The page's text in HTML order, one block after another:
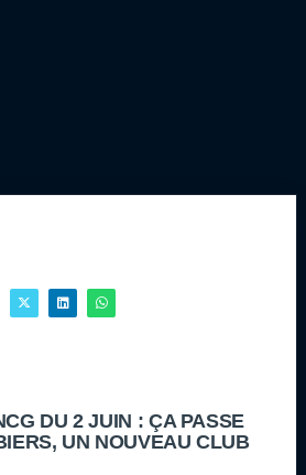
DU 2 JUIN : ÇA PASSE
UN NOUVEAU CLUB